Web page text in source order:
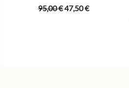
95,00€El
47,50€El